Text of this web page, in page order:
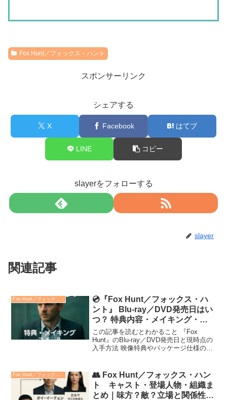
Fox Hunt／フォックス・ハント
スポンサーリンク
シェアする
X Facebook はてブ
LINE コピー
slayerをフォローする
slayer
関連記事
💿『Fox Hunt／フォックス・ハ
ント』 Blu‑ray／DVD発売日はい
つ？ 特典内容・メイキング・デ
ジタル配信を徹底比較
この記事を読むとわかること 『Fox
Hunt』のBlu‑ray／DVD発売日と現時点の
入手方法 映像特典やパッケージ仕様の内
画『Fox Hunt／フォックス...
👥 Fox Hunt／フォックス・ハン
ト キャスト・登場人物・組織ま
とめ｜味方？敵？立場と関係性を